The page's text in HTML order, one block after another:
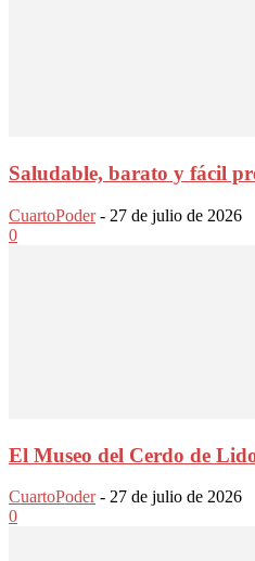
Saludable, barato y fácil
CuartoPoder - 27 de julio de 2026
0
El Museo del Cerdo de
CuartoPoder - 27 de julio de 2026
0